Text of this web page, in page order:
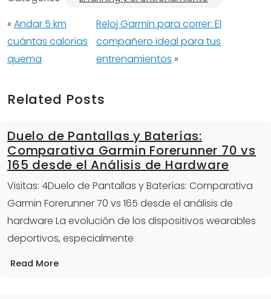
« Andar 5 km
cuántas calorías
quema
Reloj Garmin para correr: El
compañero ideal para tus
entrenamientos »
Related Posts
Duelo de Pantallas y Baterías:
Comparativa Garmin Forerunner 70 vs
165 desde el Análisis de Hardware
Visitas: 4Duelo de Pantallas y Baterías: Comparativa
Garmin Forerunner 70 vs 165 desde el análisis de
hardware La evolución de los dispositivos wearables
deportivos, especialmente
Read More